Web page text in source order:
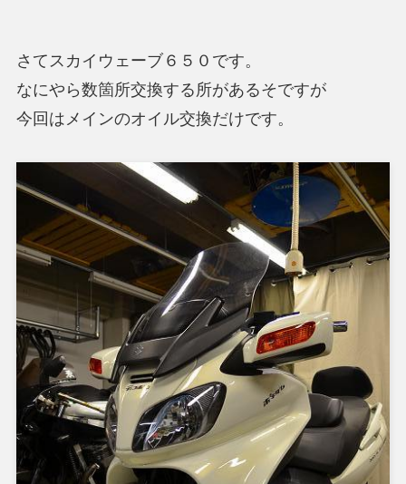
さてスカイウェーブ６５０です。
なにやら数箇所交換する所があるそですが
今回はメインのオイル交換だけです。